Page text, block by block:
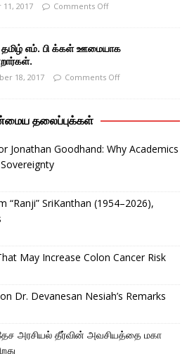
2017 Comments Off
எம். பி க்கள் ஊமையாக
18, 2017 Comments Off
தலைப்புக்கள்
Jonathan Goodhand: Why Academics
“Ranji” SriKanthan (1954–2026),
May Increase Colon Cancer Risk
Dr. Devanesan Nesiah’s Remarks
அரசியல் தீர்வின் அவசியத்தை மகா